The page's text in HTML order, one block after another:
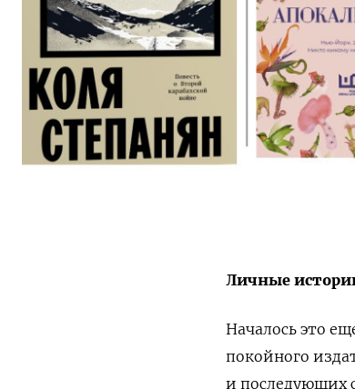
Личные
Началось это
покойного
и последующих